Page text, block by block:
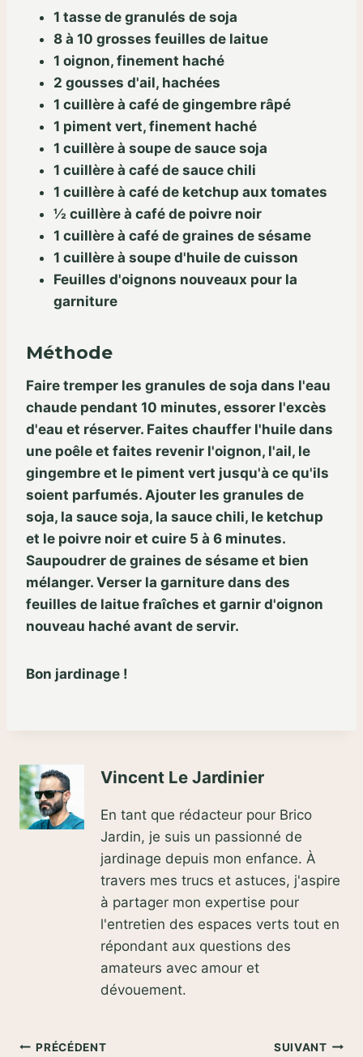
1 tasse de granulés de soja
8 à 10 grosses feuilles de laitue
1 oignon, finement haché
2 gousses d'ail, hachées
1 cuillère à café de gingembre râpé
1 piment vert, finement haché
1 cuillère à soupe de sauce soja
1 cuillère à café de sauce chili
1 cuillère à café de ketchup aux tomates
½ cuillère à café de poivre noir
1 cuillère à café de graines de sésame
1 cuillère à soupe d'huile de cuisson
Feuilles d'oignons nouveaux pour la
garniture
Méthode
Faire tremper les granules de soja dans l'eau
chaude pendant 10 minutes, essorer l'excès
d'eau et réserver. Faites chauffer l'huile dans
une poêle et faites revenir l'oignon, l'ail, le
gingembre et le piment vert jusqu'à ce qu'ils
soient parfumés. Ajouter les granules de
soja, la sauce soja, la sauce chili, le ketchup
et le poivre noir et cuire 5 à 6 minutes.
Saupoudrer de graines de sésame et bien
mélanger. Verser la garniture dans des
feuilles de laitue fraîches et garnir d'oignon
nouveau haché avant de servir.
Bon jardinage !
Vincent Le Jardinier
En tant que rédacteur pour Brico
Jardin, je suis un passionné de
jardinage depuis mon enfance. À
travers mes trucs et astuces, j'aspire
à partager mon expertise pour
l'entretien des espaces verts tout en
répondant aux questions des
amateurs avec amour et
dévouement.
PRÉCÉDENT SUIVANT